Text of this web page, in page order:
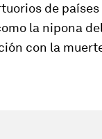
de
la nipona
con la